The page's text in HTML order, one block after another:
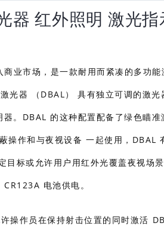
器 红外照明 激光指
商业市场，是一款耐用而紧凑的多功能
光器 （DBAL） 具有独立可调的激光
。DBAL 的这种配置配备了绿色瞄准
操作和与夜视设备 一起使用，DBAL
标或允许用户用红外光覆盖夜视场
电池供电。
操作员在保持射击位置的同时激活